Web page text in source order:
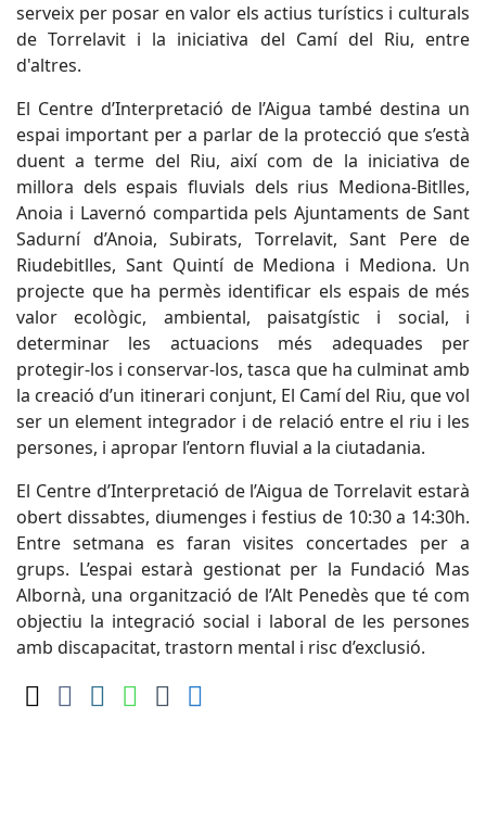
serveix per posar en valor els actius turístics i culturals
de Torrelavit i la iniciativa del Camí del Riu, entre
d'altres.
El Centre d’Interpretació de l’Aigua també destina un
espai important per a parlar de la protecció que s’està
duent a terme del Riu, així com de la iniciativa de
millora dels espais fluvials dels rius Mediona-Bitlles,
Anoia i Lavernó compartida pels Ajuntaments de Sant
Sadurní d’Anoia, Subirats, Torrelavit, Sant Pere de
Riudebitlles, Sant Quintí de Mediona i Mediona. Un
projecte que ha permès identificar els espais de més
valor ecològic, ambiental, paisatgístic i social, i
determinar les actuacions més adequades per
protegir-los i conservar-los, tasca que ha culminat amb
la creació d’un itinerari conjunt, El Camí del Riu, que vol
ser un element integrador i de relació entre el riu i les
persones, i apropar l’entorn fluvial a la ciutadania.
El Centre d’Interpretació de l’Aigua de Torrelavit estarà
obert dissabtes, diumenges i festius de 10:30 a 14:30h.
Entre setmana es faran visites concertades per a
grups. L’espai estarà gestionat per la Fundació Mas
Albornà, una organització de l’Alt Penedès que té com
objectiu la integració social i laboral de les persones
amb discapacitat, trastorn mental i risc d’exclusió.